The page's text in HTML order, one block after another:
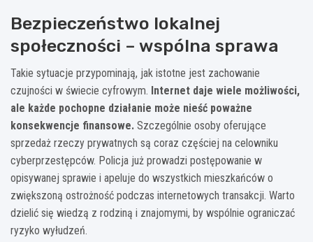
Bezpieczeństwo lokalnej
społeczności – wspólna sprawa
Takie sytuacje przypominają, jak istotne jest zachowanie
czujności w świecie cyfrowym. Internet daje wiele możliwości,
ale każde pochopne działanie może nieść poważne
konsekwencje finansowe. Szczególnie osoby oferujące
sprzedaż rzeczy prywatnych są coraz częściej na celowniku
cyberprzestępców. Policja już prowadzi postępowanie w
opisywanej sprawie i apeluje do wszystkich mieszkańców o
zwiększoną ostrożność podczas internetowych transakcji. Warto
dzielić się wiedzą z rodziną i znajomymi, by wspólnie ograniczać
ryzyko wyłudzeń.